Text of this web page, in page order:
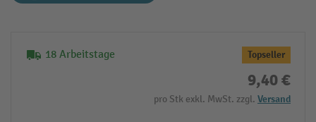
18 Arbeitstage Topseller
9,40 €
pro Stk exkl. MwSt. zzgl. Versand